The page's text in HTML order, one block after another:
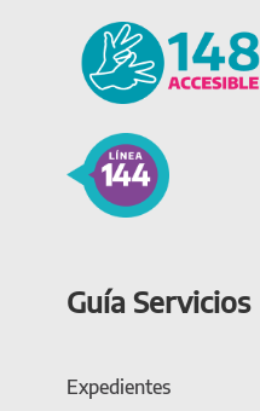
Guía Servicios
Expedientes